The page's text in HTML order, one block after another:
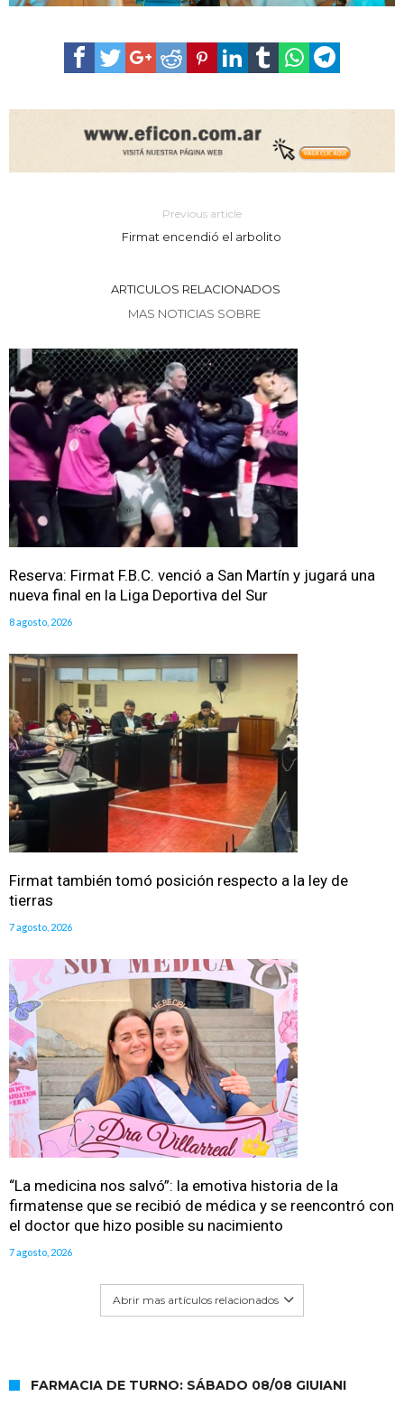
Previous article
Firmat encendió el arbolito
ARTICULOS RELACIONADOS
MAS NOTICIAS SOBRE
Reserva: Firmat F.B.C. venció a San Martín y jugará una
nueva final en la Liga Deportiva del Sur
8 agosto, 2026
Firmat también tomó posición respecto a la ley de
tierras
7 agosto, 2026
“La medicina nos salvó”: la emotiva historia de la
firmatense que se recibió de médica y se reencontró con
el doctor que hizo posible su nacimiento
7 agosto, 2026
Abrir mas artículos relacionados
FARMACIA DE TURNO: SÁBADO 08/08 GIUIANI